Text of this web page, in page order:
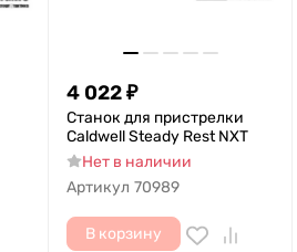
4 022₽
Станок для пристрелки
Caldwell Steady Rest NXT
Нет в наличии
Артикул 70989
В корзину